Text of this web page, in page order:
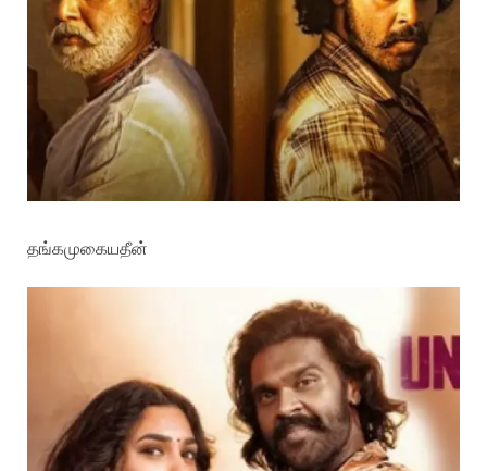
தங்கமுகையதீன்